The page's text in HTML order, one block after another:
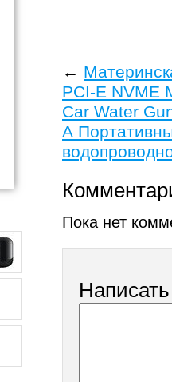
←
PCI-E NVME
Car Water
А
Пока нет